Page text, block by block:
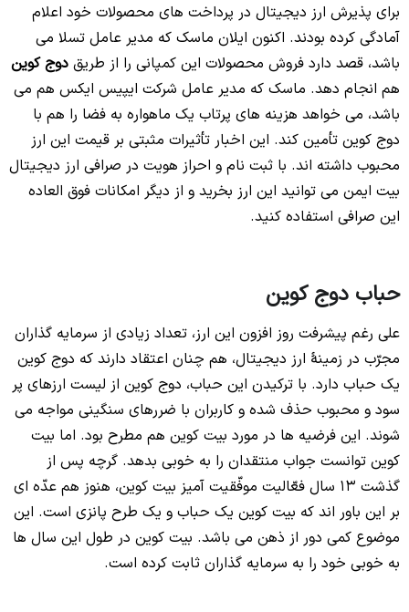
برای پذیرش ارز دیجیتال در پرداخت های محصولات خود اعلام
آمادگی کرده بودند. اکنون ایلان ماسک که مدیر عامل تسلا می
باشد، قصد دارد فروش محصولات این کمپانی را از طریق دوج کوین
هم انجام دهد. ماسک که مدیر عامل شرکت ایپیس ایکس هم می
باشد، می خواهد هزینه های پرتاب یک ماهواره به فضا را هم با
دوج کوین تأمین کند. این اخبار تأثیرات مثبتی بر قیمت این ارز
محبوب داشته اند. با ثبت نام و احراز هویت در صرافی ارز دیجیتال
بیت ایمن می توانید این ارز بخرید و از دیگر امکانات فوق العاده
این صرافی استفاده کنید.
حباب دوج کوین
علی رغم پیشرفت روز افزون این ارز، تعداد زیادی از سرمایه گذاران
مجرّب در زمینۀ ارز دیجیتال، هم چنان اعتقاد دارند که دوج کوین
یک حباب دارد. با ترکیدن این حباب، دوج کوین از لیست ارزهای پر
سود و محبوب حذف شده و کاربران با ضررهای سنگینی مواجه می
شوند. این فرضیه ها در مورد بیت کوین هم مطرح بود. اما بیت
کوین توانست جواب منتقدان را به خوبی بدهد. گرچه پس از
گذشت 13 سال فعّالیت موفّقیت آمیز بیت کوین، هنوز هم عدّه ای
بر این باور اند که بیت کوین یک حباب و یک طرح پانزی است. این
موضوع کمی دور از ذهن می باشد. بیت کوین در طول این سال ها
به خوبی خود را به سرمایه گذاران ثابت کرده است.